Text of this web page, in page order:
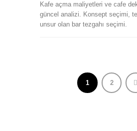
Kafe açma maliyetleri ve cafe
güncel analizi. Konsept seçimi,
unsur olan bar tezgahı seçimi.
1 2